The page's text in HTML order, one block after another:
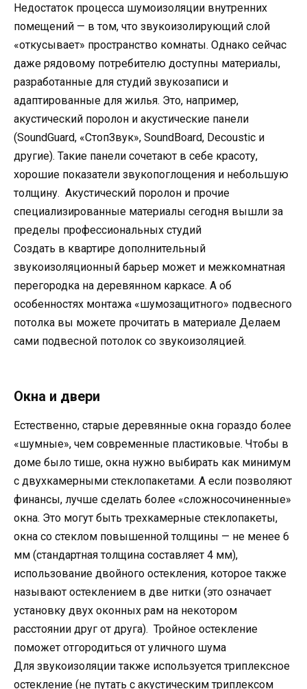
Недостаток процесса шумоизоляции внутренних
помещений — в том, что звукоизолирующий слой
«откусывает» пространство комнаты. Однако сейчас
даже рядовому потребителю доступны материалы,
разработанные для студий звукозаписи и
адаптированные для жилья. Это, например,
акустический поролон и акустические панели
(SoundGuard, «CтопЗвук», SoundBoard, Decoustic и
другие). Такие панели сочетают в себе красоту,
хорошие показатели звукопоглощения и небольшую
толщину. Акустический поролон и прочие
специализированные материалы сегодня вышли за
пределы профессиональных студий
Создать в квартире дополнительный
звукоизоляционный барьер может и межкомнатная
перегородка на деревянном каркасе. А об
особенностях монтажа «шумозащитного» подвесного
потолка вы можете прочитать в материале Делаем
сами подвесной потолок со звукоизоляцией.
Окна и двери
Естественно, старые деревянные окна гораздо более
«шумные», чем современные пластиковые. Чтобы в
доме было тише, окна нужно выбирать как минимум
с двухкамерными стеклопакетами. А если позволяют
финансы, лучше сделать более «сложносочиненные»
окна. Это могут быть трехкамерные стеклопакеты,
окна со стеклом повышенной толщины — не менее 6
мм (стандартная толщина составляет 4 мм),
использование двойного остекления, которое также
называют остеклением в две нитки (это означает
установку двух оконных рам на некотором
расстоянии друг от друга). Тройное остекление
поможет отгородиться от уличного шума
Для звукоизоляции также используется триплексное
остекление (не путать с акустическим триплексом